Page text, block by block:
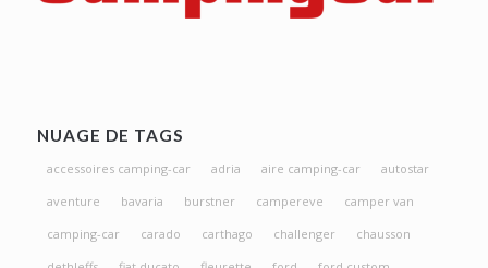
NUAGE DE TAGS
accessoires camping-car adria aire camping-car
autostar
aventure
bavaria burstner campereve
camper van
camping-car
carado carthago challenger
chausson